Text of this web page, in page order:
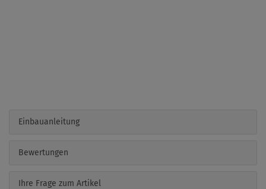
Einbauanleitung
Bewertungen
Ihre Frage zum Artikel